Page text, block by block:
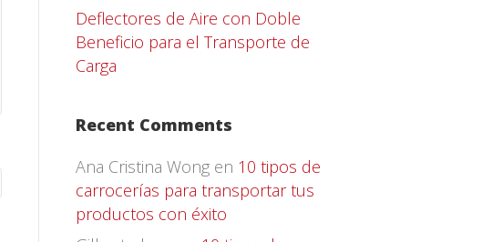
Deflectores de Aire con Doble
Beneficio para el Transporte de
Carga
Recent Comments
Ana Cristina Wong en 10 tipos de
carrocerías para transportar tus
productos con éxito